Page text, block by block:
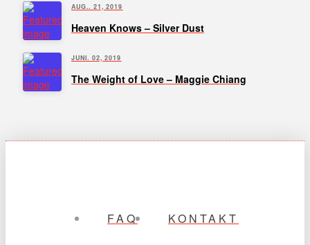
AUG.. 21, 2019
Heaven Knows – Silver Dust
JUNI. 02, 2019
The Weight of Love – Maggie Chiang
FAQ KONTAKT